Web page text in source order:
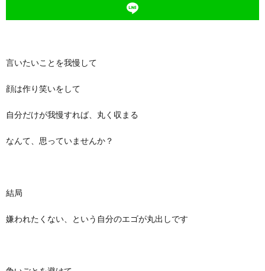
言いたいことを我慢して
顔は作り笑いをして
自分だけが我慢すれば、丸く収まる
なんて、思っていませんか？
結局
嫌われたくない、という自分のエゴが丸出しです